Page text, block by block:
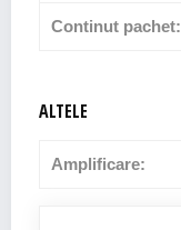
Continut pachet:
ALTELE
Amplificare: